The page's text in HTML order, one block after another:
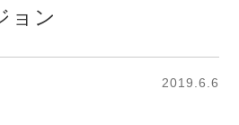
ョン
2019.6.6